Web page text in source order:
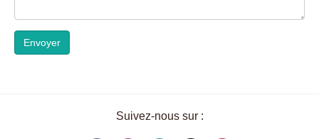
Envoyer
Suivez-nous sur :